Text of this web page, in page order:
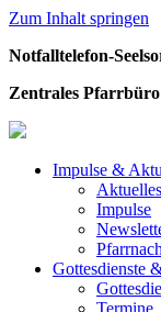
Zum Inhalt springen
Notfalltelefon-
Zentrales
Impulse &
Aktuelles
Impulse
Gottesdienste
Termine